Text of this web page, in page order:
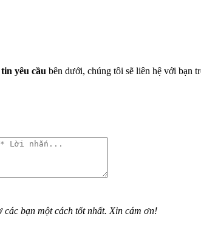
yêu cầu bên dưới, chúng tôi sẽ liên hệ với bạn
bạn một cách tốt nhất. Xin cám ơn!